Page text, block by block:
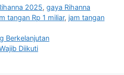
2025,gaya Rihanna
tangan Rp 1 miliar, jam tangan
Berkelanjutan
Diikuti